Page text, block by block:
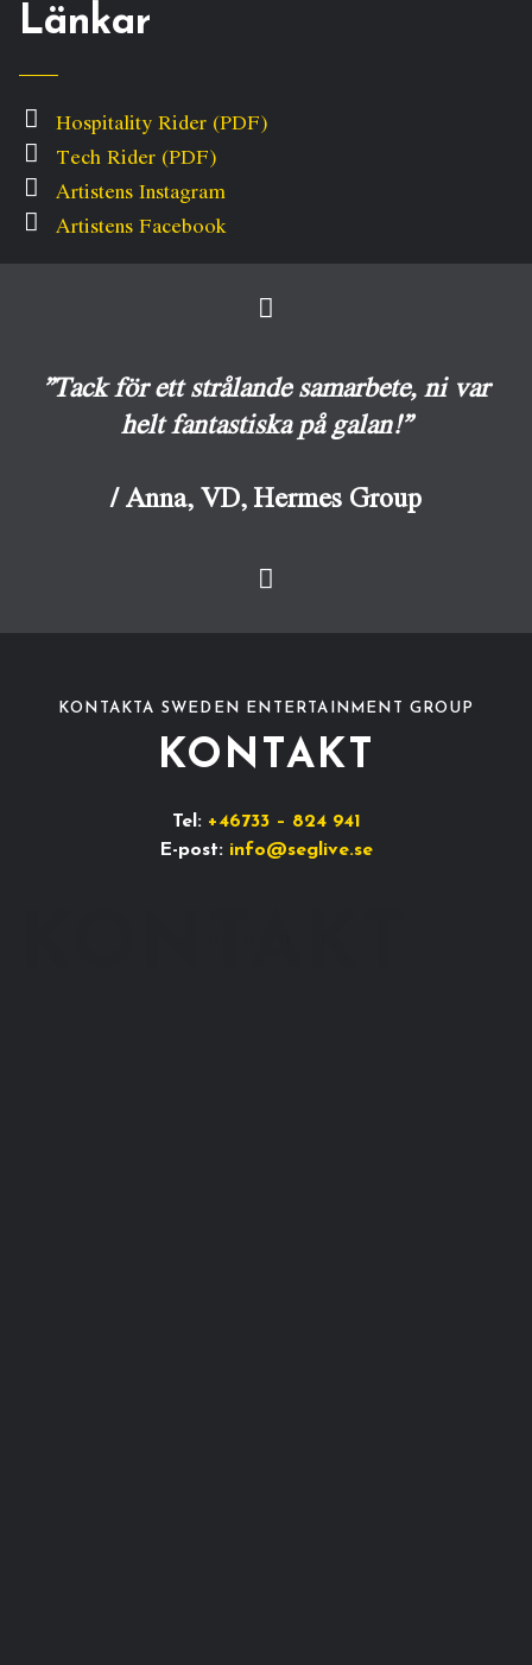
Länkar
Hospitality Rider (PDF)
Tech Rider (PDF)
Artistens Instagram
Artistens Facebook
”Tack för ett strålande samarbete, ni var
helt fantastiska på galan!”
/ Anna, VD, Hermes Group
KONTAKTA SWEDEN ENTERTAINMENT GROUP
KONTAKT
Tel: +46733 – 824 941
E-post: info@seglive.se